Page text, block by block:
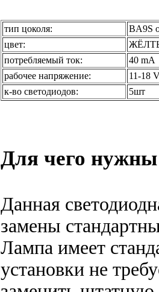
тип цоколя:
BA9S
цвет:
потребляемый ток:
40 mA
рабочее напряжение:
11-18
к-во светодиодов:
5шт
Для чего
Данная
замены
Лампа имеет
установки не